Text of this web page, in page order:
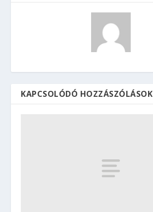
KAPCSOLÓDÓ HOZZÁSZÓLÁSOK